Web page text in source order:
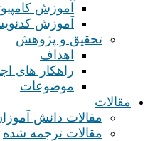
آموزش
آموزش
تحقیق و پژوهش
اهداف
راهکار های
موضوعات
مقالات
مقالات دانش
مقالات ترجمه شده